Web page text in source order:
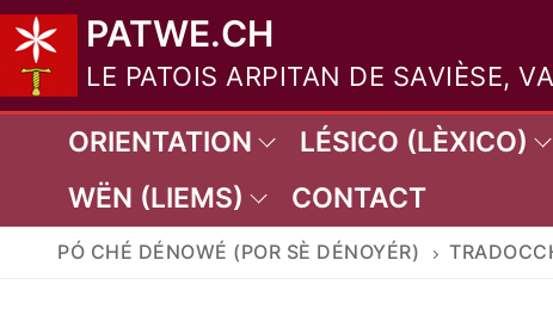
Aller
au
contenu
PATWE.CH
LE PATOIS ARPITAN DE SAVIÈSE,
ORIENTATION LÉSICO (LÈXICO)
WËN (LIEMS)
CONTACT
PÓ CHÉ DÉNOWÉ (POR SÈ DÉNOYÉR)